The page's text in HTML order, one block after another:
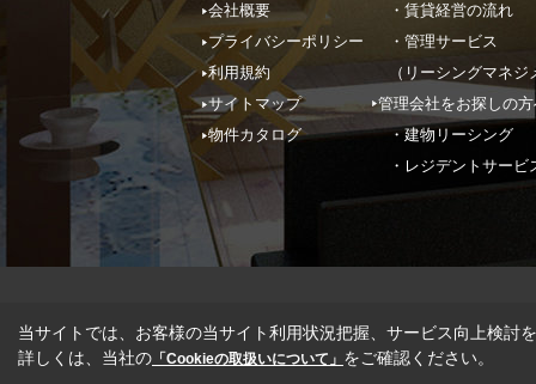
会社概要
プライバシーポリシー
利用規約
サイトマップ
物件カタログ
・賃貸経営の流れ
・管理サービス
（リーシングマネジ
管理会社をお探しの
・建物リーシング
・レジデントサービ
当サイトでは、お客様の当サイト利用状況把握、サービス向上検討
詳しくは、当社の 「Cookieの取扱いについて」 をご確認ください。